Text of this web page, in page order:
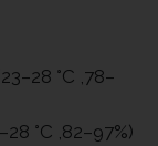
°C ,78–
°C ,82–97%)